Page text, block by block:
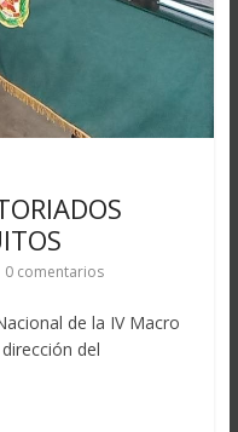
0 comentarios
de la IV Macro
del